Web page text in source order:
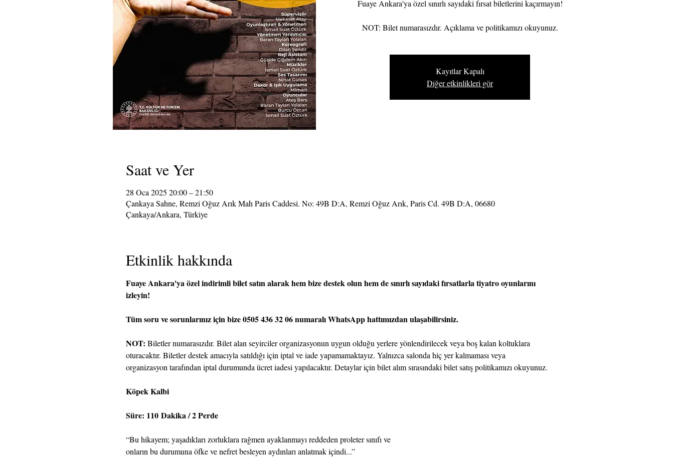
Fuaye Ankara'ya özel sınırlı sayıdaki fırsat biletlerini kaçırmayın!
NOT: Bilet numarasızdır. Açıklama ve politikamızı okuyunuz.
Kayıtlar Kapalı
Diğer etkinlikleri gör
Saat ve Yer
28 Oca 2025 20:00 – 21:50
Çankaya Sahne, Remzi Oğuz Arık Mah Paris Caddesi. No: 49B D:A, Remzi Oğuz Arık, Paris Cd. 49B D:A, 06680
Çankaya/Ankara, Türkiye
Etkinlik hakkında
Fuaye Ankara'ya özel indirimli bilet satın alarak hem bize destek olun hem de sınırlı sayıdaki fırsatlarla tiyatro oyunlarını
izleyin!
Tüm soru ve sorunlarınız için bize 0505 436 32 06 numaralı WhatsApp hattımızdan ulaşabilirsiniz.
NOT: Biletler numarasızdır. Bilet alan seyirciler organizasyonun uygun olduğu yerlere yönlendirilecek veya boş kalan koltuklara
oturacaktır. Biletler destek amacıyla satıldığı için iptal ve iade yapamamaktayız. Yalnızca salonda hiç yer kalmaması veya
organizasyon tarafından iptal durumunda ücret iadesi yapılacaktır. Detaylar için bilet alım sırasındaki bilet satış politikamızı okuyunuz.
Köpek Kalbi
Süre: 110 Dakika / 2 Perde
“Bu hikayem; yaşadıkları zorluklara rağmen ayaklanmayı reddeden proleter sınıfı ve
onların bu durumuna öfke ve nefret besleyen aydınları anlatmak içindi...”